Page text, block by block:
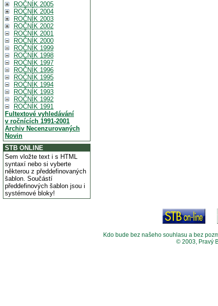
ROČNÍK 2005
ROČNÍK 2004
ROČNÍK 2003
ROČNÍK 2002
ROČNÍK 2001
ROČNÍK 2000
ROČNÍK 1999
ROČNÍK 1998
ROČNÍK 1997
ROČNÍK 1996
ROČNÍK 1995
ROČNÍK 1994
ROČNÍK 1993
ROČNÍK 1992
ROČNÍK 1991
Fultextové vyhledávání
v ročnících 1991-2001
Archiv Necenzurovaných
Novin
STB ONLINE
Sem vložte text i s HTML
syntaxí nebo si vyberte
některou z předdefinovaných
šablon. Součástí
předdefinových šablon jsou i
systémové bloky!
Kdo bude bez našeho souhlasu a bez
© 2003, Pravý